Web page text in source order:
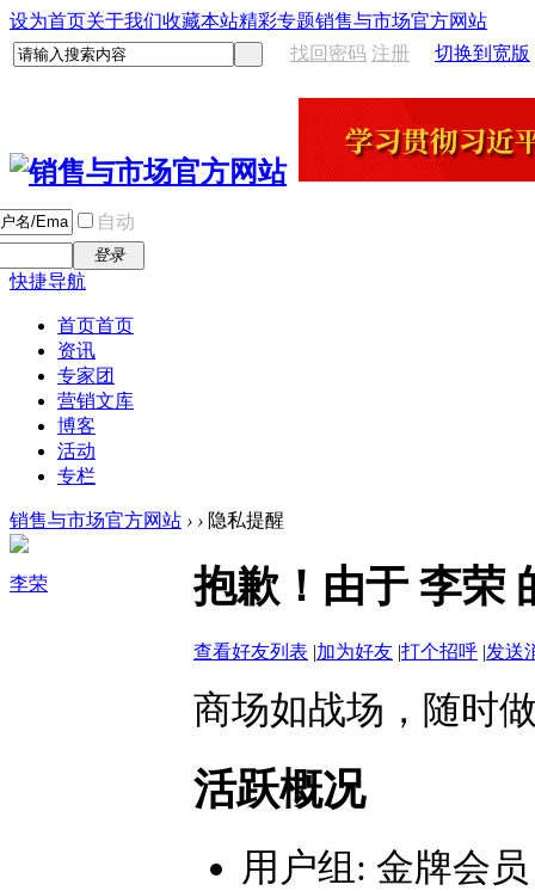
设为首页关于我们收藏本站精彩专题销售与市场官方网站
找回密码 注册 切换到宽版
自动
登录
快捷导航
首页首页
资讯
专家团
营销文库
博客
活动
专栏
销售与市场官方网站 › › 隐私提醒
李荣 抱歉！由于 李荣
查看好友列表 |加为好友 |打个招呼 |发送
商场如战场，随时
活跃概况
用户组: 金牌会员